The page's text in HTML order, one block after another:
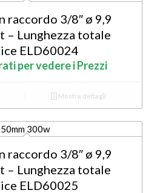
raccordo 3/8″ ø 9,9
– Lunghezza totale
ELD60024
per vedere i Prezzi
Mostra dettagli
raccordo 3/8″ ø 9,9
– Lunghezza totale
ELD60025